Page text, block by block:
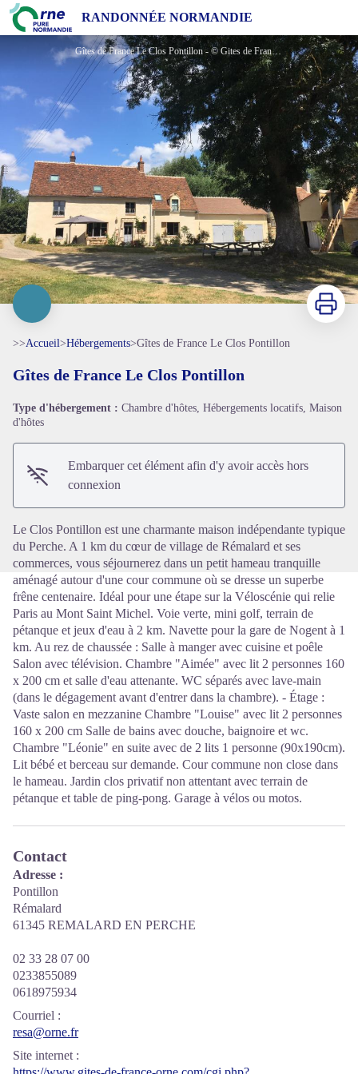
RANDONNÉE NORMANDIE
Gîtes de France Le Clos Pontillon
Gîtes de France Le Clos Pontillon - © Gites de France Orne
Voir l'image en plein écran
Imprimer
>>Accueil>Hébergements>Gîtes de France Le Clos Pontillon
Gîtes de France Le Clos Pontillon
Type d'hébergement : Chambre d'hôtes, Hébergements locatifs, Maison
d'hôtes
Embarquer cet élément afin d'y avoir accès hors
connexion
Le Clos Pontillon est une charmante maison indépendante typique
du Perche. A 1 km du cœur de village de Rémalard et ses
commerces, vous séjournerez dans un petit hameau tranquille
aménagé autour d'une cour commune où se dresse un superbe
frêne centenaire. Idéal pour une étape sur la Véloscénie qui relie
Paris au Mont Saint Michel. Voie verte, mini golf, terrain de
pétanque et jeux d'eau à 2 km. Navette pour la gare de Nogent à 1
km. Au rez de chaussée : Salle à manger avec cuisine et poêle
Salon avec télévision. Chambre "Aimée" avec lit 2 personnes 160
x 200 cm et salle d'eau attenante. WC séparés avec lave-main
(dans le dégagement avant d'entrer dans la chambre). - Étage :
Vaste salon en mezzanine Chambre "Louise" avec lit 2 personnes
160 x 200 cm Salle de bains avec douche, baignoire et wc.
Chambre "Léonie" en suite avec de 2 lits 1 personne (90x190cm).
Lit bébé et berceau sur demande. Cour commune non close dans
le hameau. Jardin clos privatif non attentant avec terrain de
pétanque et table de ping-pong. Garage à vélos ou motos.
Contact
Adresse :
Pontillon
Rémalard
61345 REMALARD EN PERCHE
02 33 28 07 00
0233855089
0618975934
Courriel :
resa@orne.fr
Site internet :